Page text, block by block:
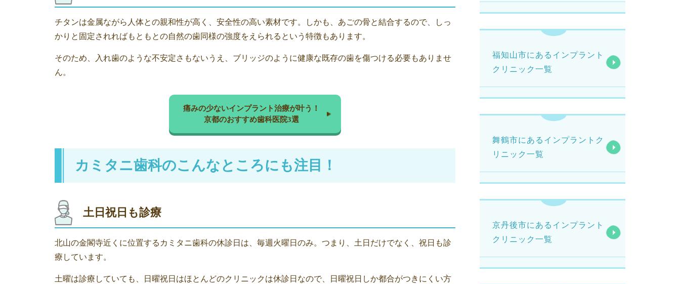
チタンは金属ながら人体との親和性が高く、安全性の高い素材です。しかも、あごの骨と結合するので、しっ
かりと固定されればもともとの自然の歯同様の強度をえられるという特徴もあります。
そのため、入れ歯のような不安定さもないうえ、ブリッジのように健康な既存の歯を傷つける必要もありませ
ん。
痛みの少ないインプラント治療が叶う！
京都のおすすめ歯科医院3選
カミタニ歯科のこんなところにも注目！
土日祝日も診療
北山の金閣寺近くに位置するカミタニ歯科の休診日は、毎週火曜日のみ。つまり、土日だけでなく、祝日も診
療しています。
土曜は診療していても、日曜祝日はほとんどのクリニックは休診日なので、日曜祝日しか都合がつきにくい方
福知山市にあるインプラント
クリニック一覧
舞鶴市にあるインプラントク
リニック一覧
京丹後市にあるインプラント
クリニック一覧